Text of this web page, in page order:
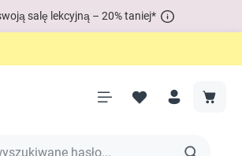
salę lekcyjną – 20% taniej*